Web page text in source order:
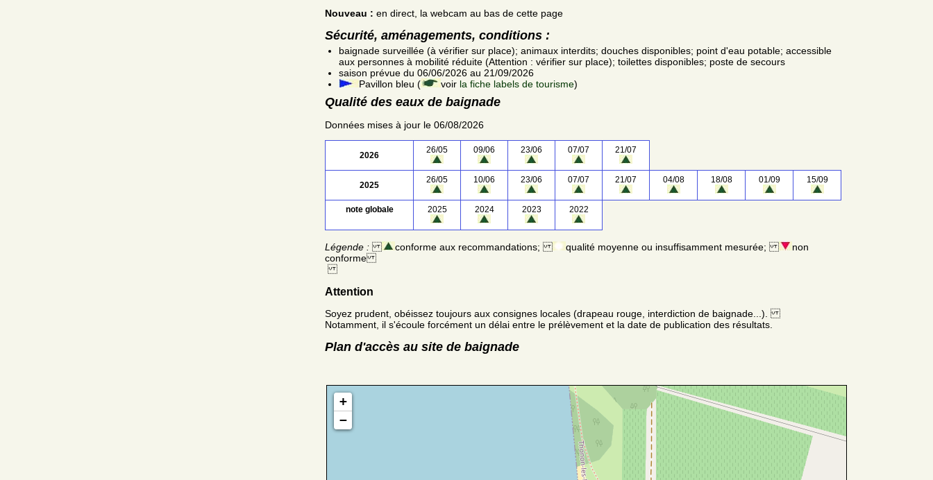
Nouveau : en direct, la webcam au bas de cette page
Sécurité, aménagements, conditions :
baignade surveillée (à vérifier sur place); animaux interdits; douches disponibles; point d'eau potable; accessible
aux personnes à mobilité réduite (Attention : vérifier sur place); toilettes disponibles; poste de secours
saison prévue du 06/06/2026 au 21/09/2026
Pavillon bleu (
voir la fiche labels de tourisme)
Qualité des eaux de baignade
Données mises à jour le 06/08/2026
2026
26/05 09/06 23/06 07/07 21/07
2025
26/05 10/06 23/06 07/07 21/07 04/08 18/08 01/09 15/09
note globale 2025 2024 2023 2022
Légende : conforme aux recommandations; qualité moyenne ou insuffisamment mesurée;
non
conforme
Attention
Soyez prudent, obéissez toujours aux consignes locales (drapeau rouge, interdiction de baignade...).
Notamment, il s'écoule forcément un délai entre le prélèvement et la date de publication des résultats.
Plan d'accès au site de baignade
+
−